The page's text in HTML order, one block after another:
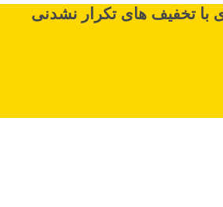
تخفیف های تکرار نشدنی